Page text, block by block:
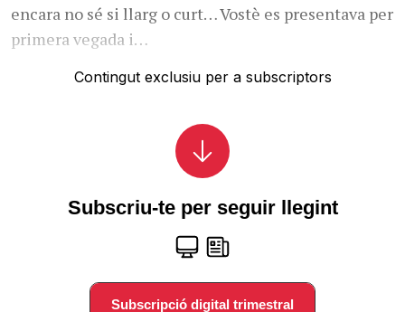
encara no sé si llarg o curt… Vostè es presentava per
primera vegada i…
Contingut exclusiu per a subscriptors